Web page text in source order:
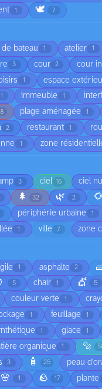
1 🕊️ 7
de bateau 1 atelier 1
3 cour 2 cour
1 espace
1 immeuble 1
plage aménagée 1
2 restaurant 1
1 zone
3 ciel 16 ciel
🌲 32 🌿 2 🌻
périphérie urbaine 1
1 ville 7 zone
1 asphalte 2
5 chair 1 💇 5
couleur verte 1
1 feuillage 1
1 glace 1
organique 1 🔩
3 🧴 25 peau
🌸 1 🪨 17 plante